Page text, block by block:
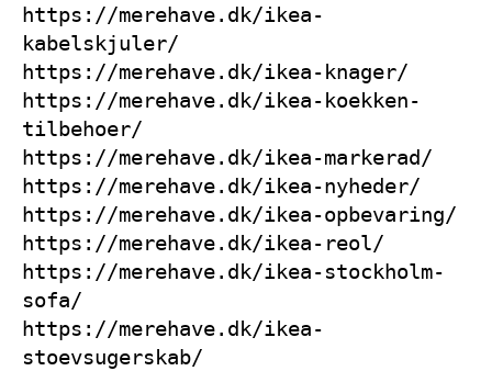
https://merehave.dk/ikea-
kabelskjuler/
https://merehave.dk/ikea-knager/
https://merehave.dk/ikea-koekken-
tilbehoer/
https://merehave.dk/ikea-markerad/
https://merehave.dk/ikea-nyheder/
https://merehave.dk/ikea-opbevaring/
https://merehave.dk/ikea-reol/
https://merehave.dk/ikea-stockholm-
sofa/
https://merehave.dk/ikea-
stoevsugerskab/